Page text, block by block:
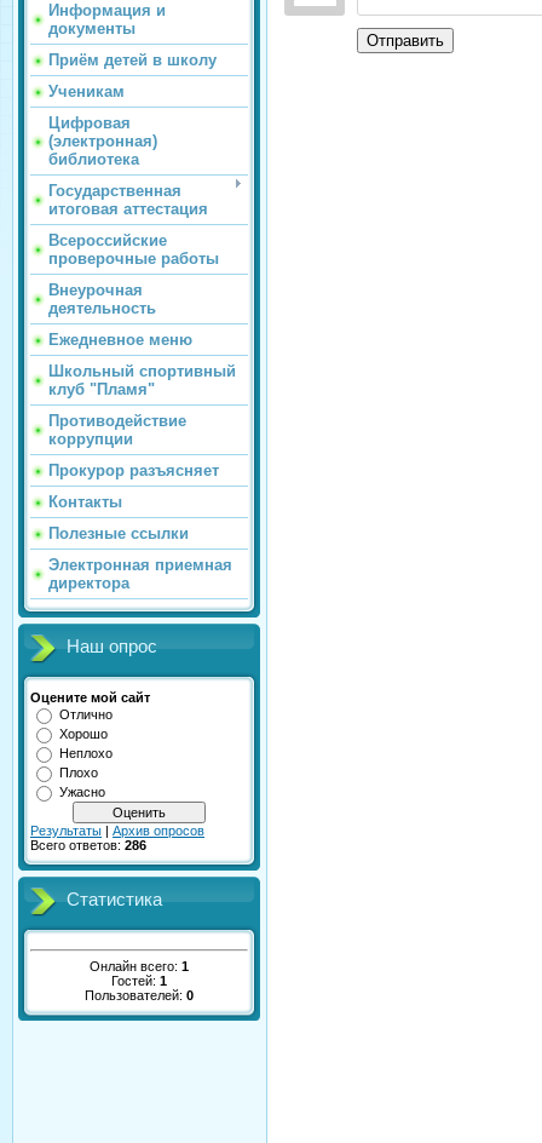
Информация и
документы
Приём детей в школу
Ученикам
Цифровая
(электронная)
библиотека
Государственная
итоговая аттестация
Всероссийские
проверочные работы
Внеурочная
деятельность
Ежедневное меню
Школьный спортивный
клуб "Пламя"
Противодействие
коррупции
Прокурор разъясняет
Контакты
Полезные ссылки
Электронная приемная
директора
Наш опрос
Оцените мой сайт
Отлично
Хорошо
Неплохо
Плохо
Ужасно
Результаты | Архив опросов
Всего ответов: 286
Статистика
Онлайн всего: 1
Гостей: 1
Пользователей: 0
Отправить